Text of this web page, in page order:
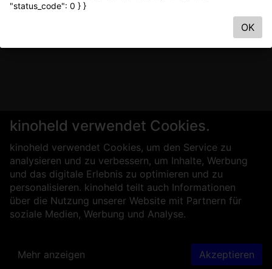
kinoheld verwendet Cookies.
kinoheld verwendet Cookies, um den Service zu
analysieren und zu verbessern, um Inhalte, Werbung
und das digitale Erlebnis zu optimieren und zu
personalisieren. kinoheld teilt auch Informationen
über die Nutzung unserer Website mit Partnern für
soziale Medien, Werbung und Analyse.
Mehr anzeigen Akzeptieren
"status_code": 0 } }
OK